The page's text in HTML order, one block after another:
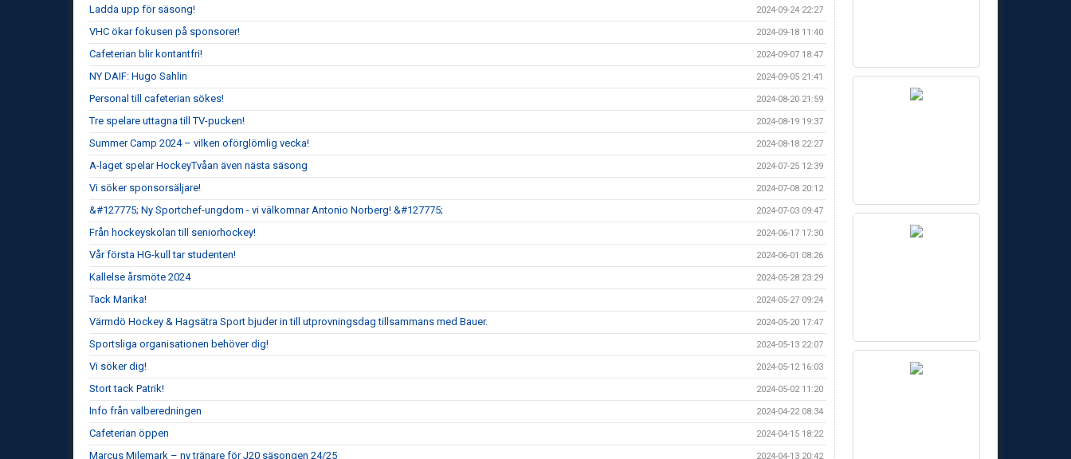
Ladda upp för säsong! 2024-09-24 22:27
VHC ökar fokusen på sponsorer! 2024-09-18 11:40
Cafeterian blir kontantfri! 2024-09-07 18:47
NY DAIF: Hugo Sahlin 2024-09-05 21:41
Personal till cafeterian sökes! 2024-08-20 21:59
Tre spelare uttagna till TV-pucken! 2024-08-19 19:37
Summer Camp 2024 – vilken oförglömlig vecka! 2024-08-18 22:27
A-laget spelar HockeyTvåan även nästa säsong 2024-07-25 12:39
Vi söker sponsorsäljare! 2024-07-08 20:12
&#127775; Ny Sportchef-ungdom - vi välkomnar Antonio Norberg! &#127775; 2024-07-03 09:47
Från hockeyskolan till seniorhockey! 2024-06-17 17:30
Vår första HG-kull tar studenten! 2024-06-01 08:26
Kallelse årsmöte 2024 2024-05-28 23:29
Tack Marika! 2024-05-27 09:24
Värmdö Hockey & Hagsätra Sport bjuder in till utprovningsdag tillsammans med Bauer. 2024-05-20 17:47
Sportsliga organisationen behöver dig! 2024-05-13 22:07
Vi söker dig! 2024-05-12 16:03
Stort tack Patrik! 2024-05-02 11:20
Info från valberedningen 2024-04-22 08:34
Cafeterian öppen 2024-04-15 18:22
Marcus Milemark – ny tränare för J20 säsongen 24/25 2024-04-13 20:42